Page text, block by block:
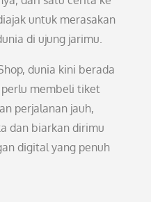
untuk merasakan
di ujung jarimu.
dunia kini berada
membeli tiket
perjalanan jauh,
dan biarkan dirimu
digital yang penuh